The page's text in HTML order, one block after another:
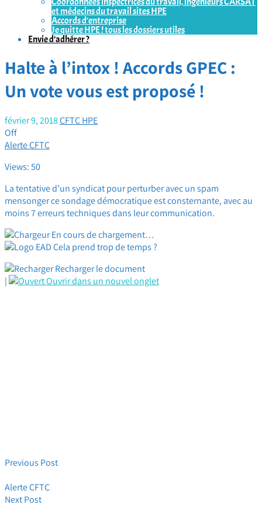
et médecins du travail sites HPE
Accords d’entreprise
Je quitte HPE ! tous les dossiers utiles
Envie d’adhérer ?
Halte à l’intox ! Accords GPEC :
Un vote vous est proposé !
février 9, 2018CFTC HPE
Off
Alerte CFTC
Views: 50
La tentative d’un syndicat pour perturber avec un spam
mensonger ce sondage démocratique est consternante, avec au
moins 7 erreurs techniques dans leur communication.
En cours de chargement…
Cela prend trop de temps ?
Recharger le document
|
Ouvrir dans un nouvel onglet
Previous Post
Alerte CFTC
Next Post